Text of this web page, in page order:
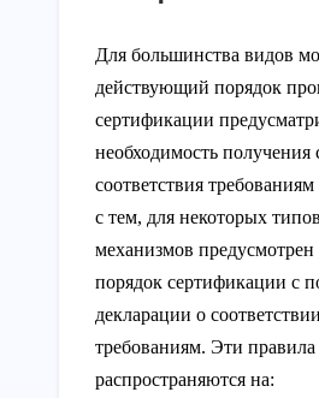
Для большинства видов
действующий порядок
сертификации
необходимость получения
соответствия
с тем, для некоторых
механизмов
порядок сертификации с
декларации о
требованиям. Эти правила
распространяются на: